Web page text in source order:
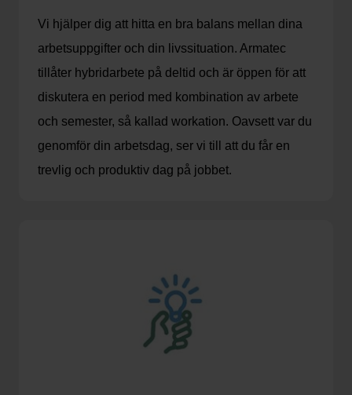
Vi hjälper dig att hitta en bra balans mellan dina
arbetsuppgifter och din livssituation. Armatec
tillåter hybridarbete på deltid och är öppen för att
diskutera en period med kombination av arbete
och semester, så kallad workation. Oavsett var du
genomför din arbetsdag, ser vi till att du får en
trevlig och produktiv dag på jobbet.